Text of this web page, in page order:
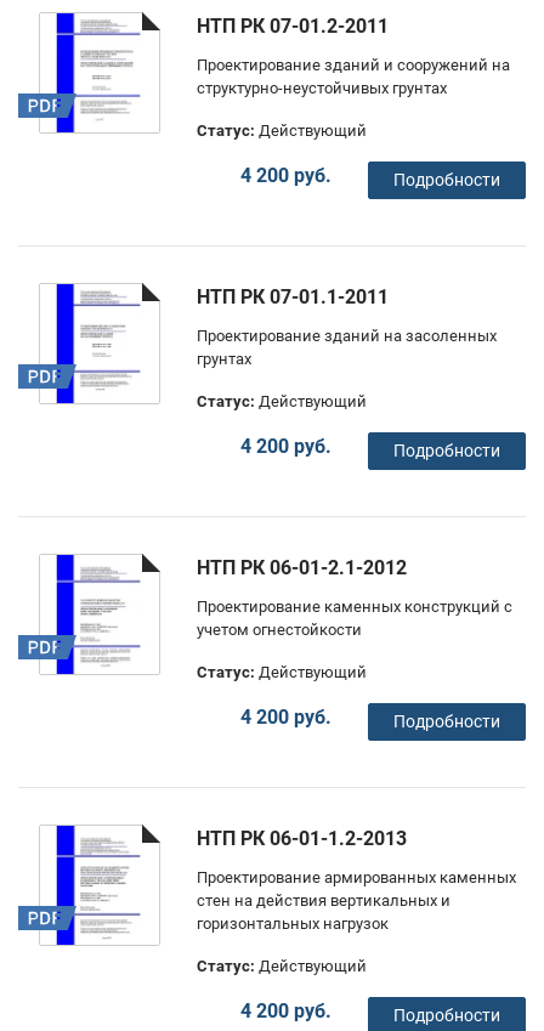
НТП РК 07-01.2-2011
Проектирование зданий и сооружений на
структурно-неустойчивых грунтах
Статус: Действующий
4 200 руб. Подробности
НТП РК 07-01.1-2011
Проектирование зданий на засоленных
грунтах
Статус: Действующий
4 200 руб. Подробности
НТП РК 06-01-2.1-2012
Проектирование каменных конструкций с
учетом огнестойкости
Статус: Действующий
4 200 руб. Подробности
НТП РК 06-01-1.2-2013
Проектирование армированных каменных
стен на действия вертикальных и
горизонтальных нагрузок
Статус: Действующий
4 200 руб. Подробности